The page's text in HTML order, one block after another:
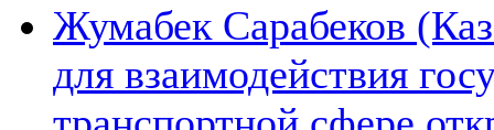
Жумабек Сарабеков
для взаимодействия